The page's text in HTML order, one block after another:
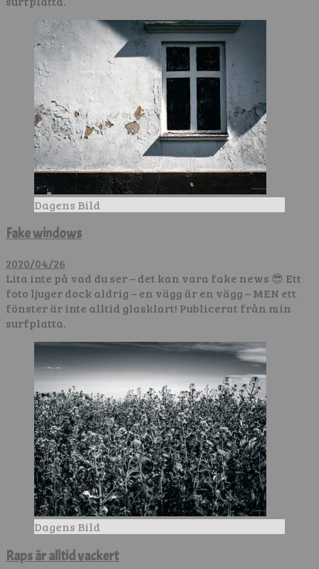
Dagens Bild
Fake windows
2020/04/26
Lita inte på vad du ser – det kan vara fake news 😎 Ett
foto ljuger dock aldrig – en vägg är en vägg – MEN ett
fönster är inte alltid glasklart! Publicerat från min
surfplatta.
Dagens Bild
Raps är alltid vackert